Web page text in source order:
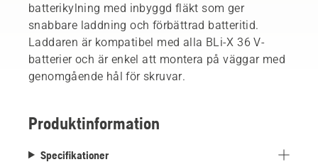
batterikylning med inbyggd fläkt som ger
snabbare laddning och förbättrad batteritid.
Laddaren är kompatibel med alla BLi-X 36 V-
batterier och är enkel att montera på väggar med
genomgående hål för skruvar.
Produktinformation
Specifikationer